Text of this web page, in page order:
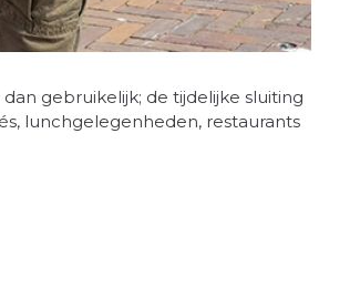
gebruikelijk; de tijdelijke sluiting
lunchgelegenheden, restaurants